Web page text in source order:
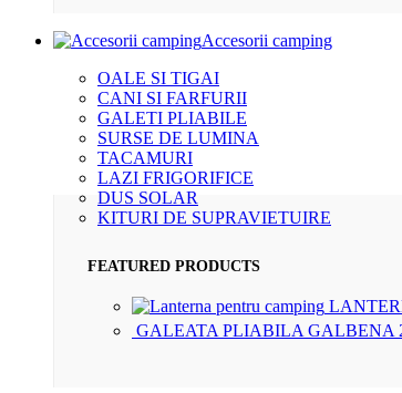
Accesorii camping
OALE SI TIGAI
CANI SI FARFURII
GALETI PLIABILE
SURSE DE LUMINA
TACAMURI
LAZI FRIGORIFICE
DUS SOLAR
KITURI DE SUPRAVIETUIRE
FEATURED PRODUCTS
GALEATA PLIABILA GALBENA